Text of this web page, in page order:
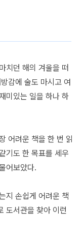
치던 해의 겨울을 떠
감에 술도 마시고 여
미있는 일을 하나 하
어려운 책을 한 번 읽
기도 한 목표를 세우
어보았다.
지 손쉽게 어려운 책
도서관을 찾아 이런